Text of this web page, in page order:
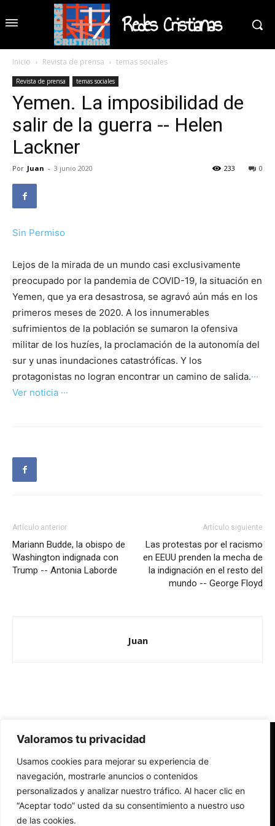
Valoramos tu privacidad
Usamos cookies para mejorar su experiencia de
navegación, mostrarle anuncios o contenidos
personalizados y analizar nuestro tráfico. Al hacer clic en
“Aceptar todo” usted da su consentimiento a nuestro uso
de las cookies.
Redes Cristianas
Inicio Revista de prensa temas sociales
Revista de prensa temas sociales
Yemen. La imposibilidad de
salir de la guerra -- Helen
Lackner
Por Juan - 3 junio 2020 0
233
Sin Permiso
Lejos de la mirada de un mundo casi exclusivamente
preocupado por la pandemia de COVID-19, la situación en
Yemen, que ya era desastrosa, se agravó aún más en los
primeros meses de 2020. A los innumerables
sufrimientos de la población se sumaron la ofensiva
militar de los huzíes, la proclamación de la autonomía del
sur y unas inundaciones catastróficas. Y los
protagonistas no logran encontrar un camino de salida.···
Ver noticia ···
Artículo anterior
Mariann Budde, la obispo de
Washington indignada con
Trump -- Antonia Laborde
Artículo siguiente
Las protestas por el racismo
en EEUU prenden la mecha de
la indignación en el resto del
mundo -- George Floyd
Juan
Redes Cristianas
Una mirada alternativa sobre la Iglesia católica y la sociedad
- Colectivos de Redes Cristianas